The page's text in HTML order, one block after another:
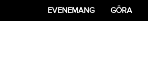
EVENEMANG GÖRA